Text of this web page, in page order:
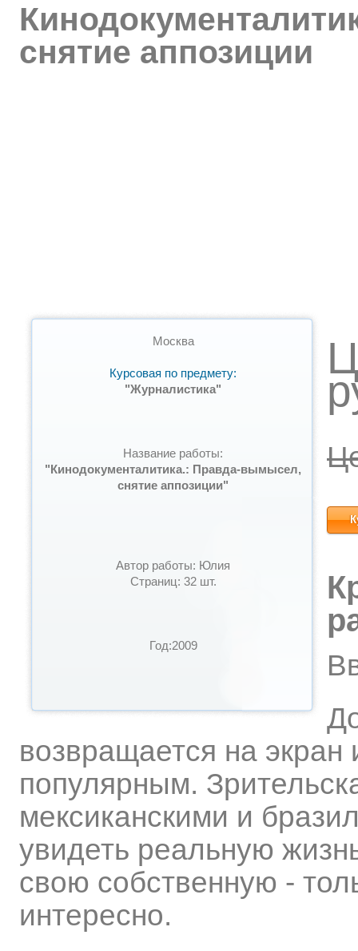
снятие аппозиции
Москва
Курсовая по предмету:
"Журналистика"
Название работы:
"Кинодокументалитика.: Правда-вымысел,
снятие аппозиции"
Автор работы: Юлия
Страниц: 32 шт.
Год:2009
возвращается на экран
популярным.
мексиканскими и
увидеть реальную
свою собственную -
интересно.